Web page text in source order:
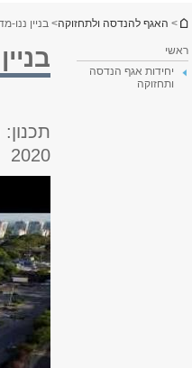
הינך נמצא כאן
> האגף להנדסה ולתחזוקה> בניין ננו-
ראשי
יחידות אגף הנדסה
ותחזוקה
2020